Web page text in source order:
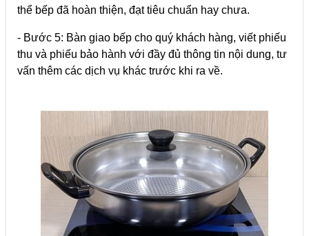
thể bếp đã hoàn thiện, đạt tiêu chuẩn hay chưa.
- Bước 5: Bàn giao bếp cho quý khách hàng, viết phiếu
thu và phiếu bảo hành với đầy đủ thông tin nội dung, tư
vấn thêm các dịch vụ khác trước khi ra về.